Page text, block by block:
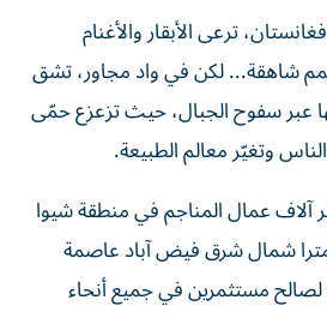
ترعى الأبقار والأغنام
شاهقة... لكن في واد مجاور، تشق
عبر سفوح الجبال، حيث تزعزع حمّى
وتغيّر معالم الطبيعة.
آلاف عمال المناجم في منطقة شيوا
حوالى 50 كيلومترا شمال شرق فيض آباد عاصمة
لصالح مستثمرين في جميع أنحاء